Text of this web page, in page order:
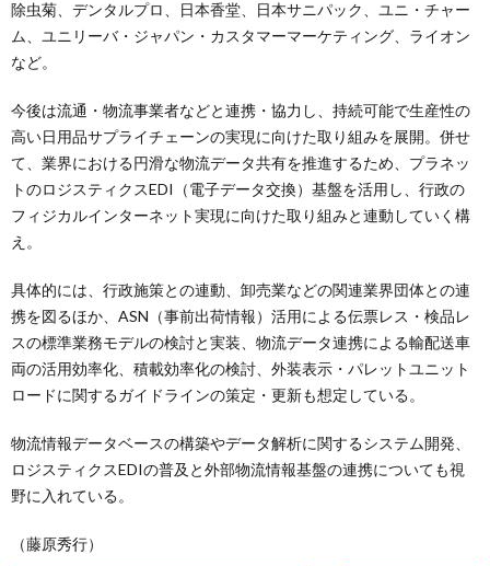
除虫菊、デンタルプロ、日本香堂、日本サニパック、ユニ・チャー
ム、ユニリーバ・ジャパン・カスタマーマーケティング、ライオン
など。
今後は流通・物流事業者などと連携・協力し、持続可能で生産性の
高い日用品サプライチェーンの実現に向けた取り組みを展開。併せ
て、業界における円滑な物流データ共有を推進するため、プラネッ
トのロジスティクスEDI（電子データ交換）基盤を活用し、行政の
フィジカルインターネット実現に向けた取り組みと連動していく構
え。
具体的には、行政施策との連動、卸売業などの関連業界団体との連
携を図るほか、ASN（事前出荷情報）活用による伝票レス・検品レ
スの標準業務モデルの検討と実装、物流データ連携による輸配送車
両の活用効率化、積載効率化の検討、外装表示・パレットユニット
ロードに関するガイドラインの策定・更新も想定している。
物流情報データベースの構築やデータ解析に関するシステム開発、
ロジスティクスEDIの普及と外部物流情報基盤の連携についても視
野に入れている。
（藤原秀行）